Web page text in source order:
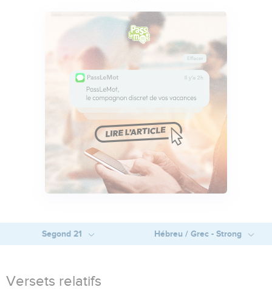
Segond 21 Hébreu / Grec - Strong
Versets relatifs